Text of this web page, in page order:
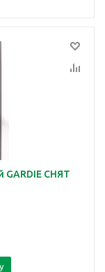
Полка проволочная 505х1212 Серый GARDIE СНЯТ